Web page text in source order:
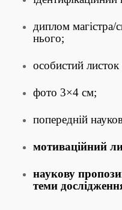
диплом магістра/
нього;
особистий листок
фото 3×4 см;
попередній
мотиваційний
наукову
теми